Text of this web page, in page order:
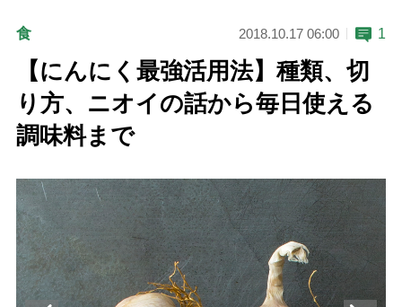
食 2018.10.17 06:00 1
【にんにく最強活用法】種類、切
り方、ニオイの話から毎日使える
調味料まで